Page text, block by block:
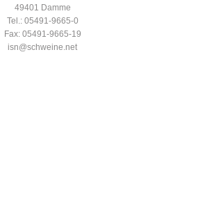
49401 Damme
Tel.: 05491-9665-0
Fax: 05491-9665-19
isn@schweine.net